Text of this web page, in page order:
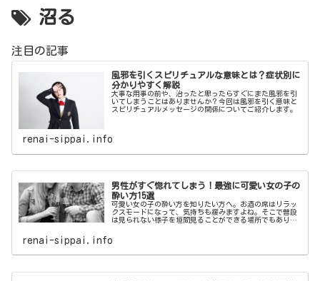
沼る
注目の記事
風邪を引くスピリチュアルな意味とは？症状別に
分かりやすく解説
大事な用事の前や、治ったと思ったらすぐにまた風邪を引
いてしまうことはありませんか？今回は風邪を引く意味と
スピリチュアルメッセージの関係についてご紹介します。
renai-sippai.info
男性がすぐ惚れてしまう！最強に可愛い女の子の
酔い方15選
可愛い女の子の酔い方を知りたい方へ。お酒の席はリラッ
クスモードになって、気持ちも緩みますよね。そこで普段
は見られない様子を垣間見ることができる場所でもありま
renai-sippai.info